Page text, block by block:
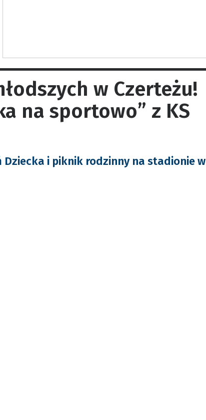
w Czerteżu!
na sportowo” z KS
Dziecka i piknik rodzinny na stadionie w